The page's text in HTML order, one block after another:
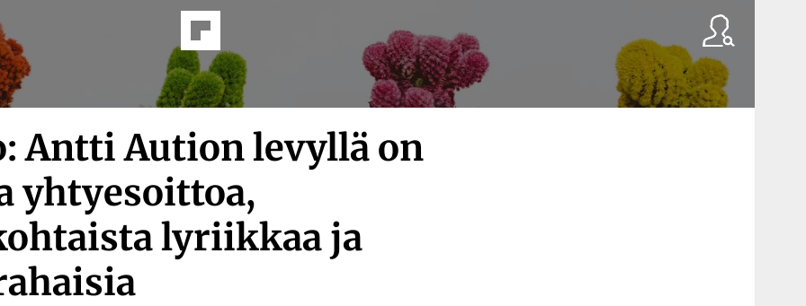
Antti Aution levyllä on
yhtyesoittoa,
lyriikkaa ja